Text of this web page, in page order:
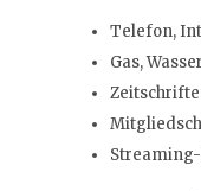
Telefon,
Gas,
Streaming-